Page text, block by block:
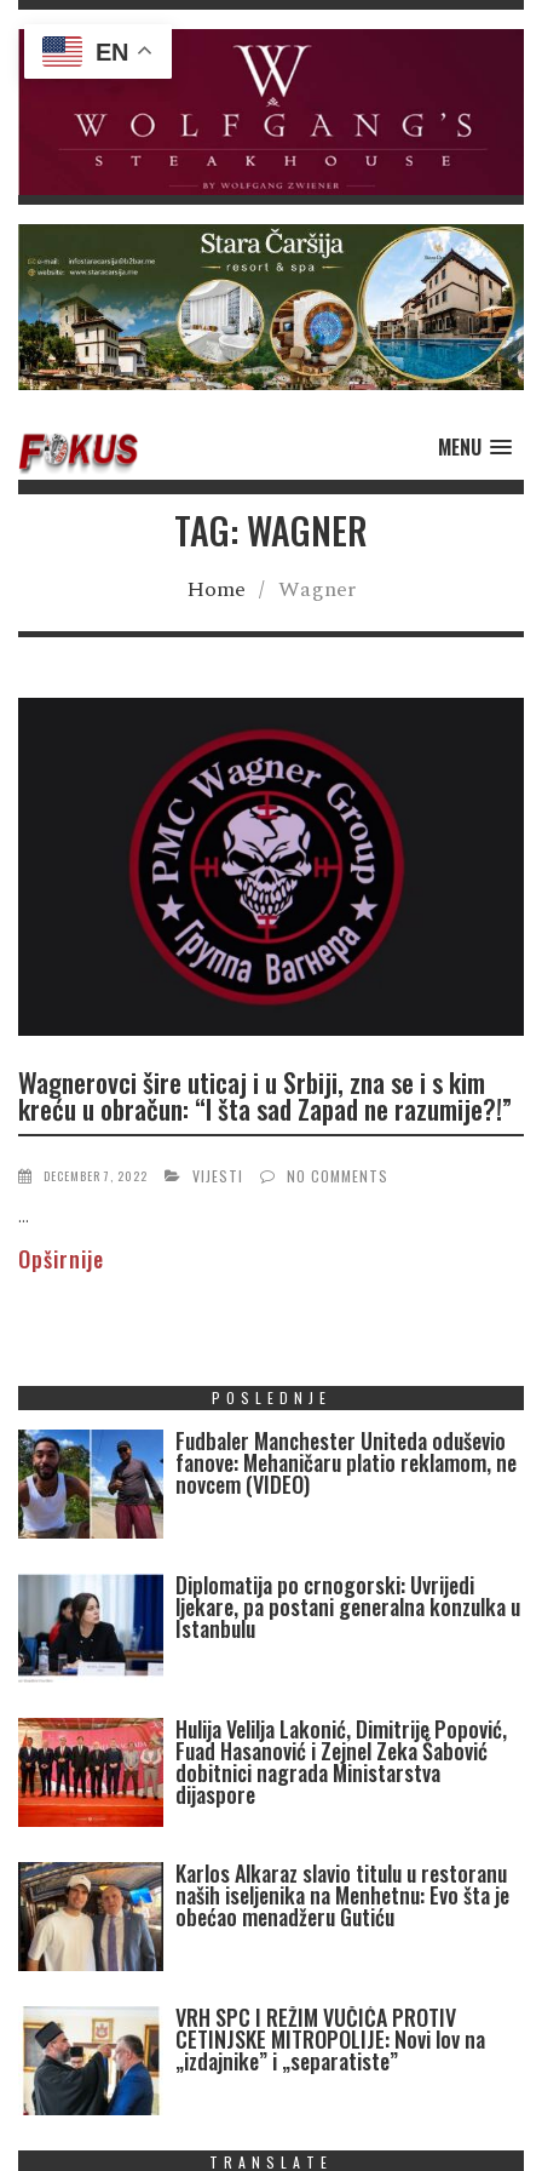
MENU
TAG: WAGNER
Home / Wagner
Wagnerovci šire uticaj i u Srbiji, zna se i s kim
kreću u obračun: “I šta sad Zapad ne razumije?!”
DECEMBER 7, 2022 VIJESTI NO COMMENTS
...
Opširnije
POSLEDNJE
Fudbaler Manchester Uniteda oduševio
fanove: Mehaničaru platio reklamom, ne
novcem (VIDEO)
Diplomatija po crnogorski: Uvrijedi
ljekare, pa postani generalna konzulka u
Istanbulu
Hulija Velilja Lakonić, Dimitrije Popović,
Fuad Hasanović i Zejnel Zeka Šabović
dobitnici nagrada Ministarstva
dijaspore
Karlos Alkaraz slavio titulu u restoranu
naših iseljenika na Menhetnu: Evo šta je
obećao menadžeru Gutiću
VRH SPC I REŽIM VUČIĆA PROTIV
CETINJSKE MITROPOLIJE: Novi lov na
„izdajnike” i „separatiste”
TRANSLATE
EN